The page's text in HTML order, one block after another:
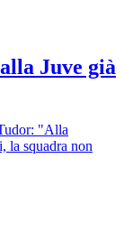
Juve già
"Alla
la squadra non